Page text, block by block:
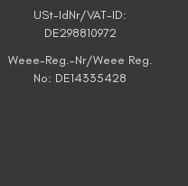
USt-IdNr/VAT-ID:
DE298810972
Weee-Reg.-Nr/Weee Reg.
No: DE14335428